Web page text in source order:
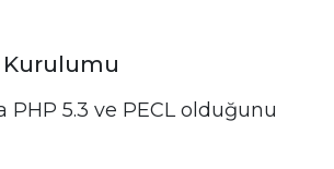
PHP 5.3 ve PECL olduğunu